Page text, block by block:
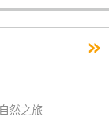
»
然之旅